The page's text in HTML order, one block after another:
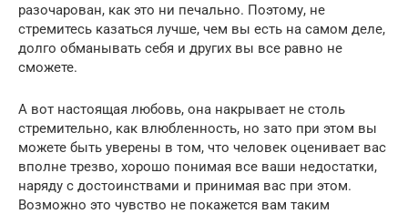
разочарован, как это ни печально. Поэтому, не
стремитесь казаться лучше, чем вы есть на самом деле,
долго обманывать себя и других вы все равно не
сможете.
А вот настоящая любовь, она накрывает не столь
стремительно, как влюбленность, но зато при этом вы
можете быть уверены в том, что человек оценивает вас
вполне трезво, хорошо понимая все ваши недостатки,
наряду с достоинствами и принимая вас при этом.
Возможно это чувство не покажется вам таким